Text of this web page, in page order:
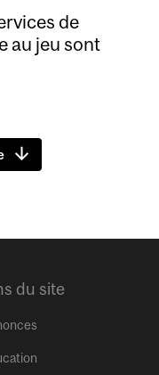
de
au jeu sont
du site